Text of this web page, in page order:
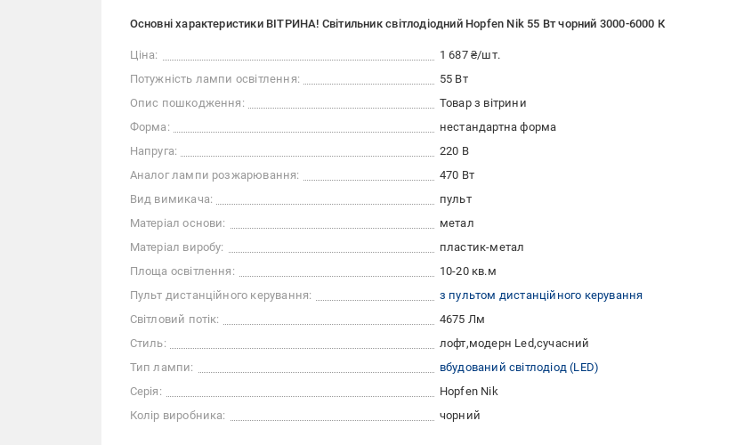
Основні характеристики ВІТРИНА! Світильник світлодіодний Hopfen Nik 55 Вт чорний 3000-6000 К
Ціна:
1 687 ₴/шт.
Потужність лампи освітлення:
55 Вт
Опис пошкодження:
Товар з вітрини
Форма:
нестандартна форма
Напруга:
220 В
Аналог лампи розжарювання:
470 Вт
Вид вимикача:
пульт
Матеріал основи:
метал
Матеріал виробу:
пластик-метал
Площа освітлення:
10-20 кв.м
Пульт дистанційного керування:
з пультом дистанційного керування
Світловий потік:
4675 Лм
Стиль:
лофт модерн Led сучасний
Тип лампи:
вбудований світлодіод (LED)
Серія:
Hopfen Nik
Колір виробника:
чорний